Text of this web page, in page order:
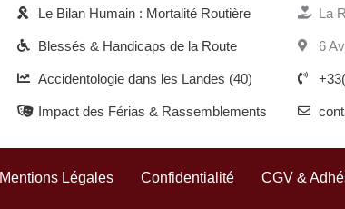
Le Bilan Humain : Mortalité Routière
Blessés & Handicaps de la Route
Accidentologie dans les Landes (40)
Impact des Férias & Rassemblements
La
6
Mentions Légales Confidentialité CGV &